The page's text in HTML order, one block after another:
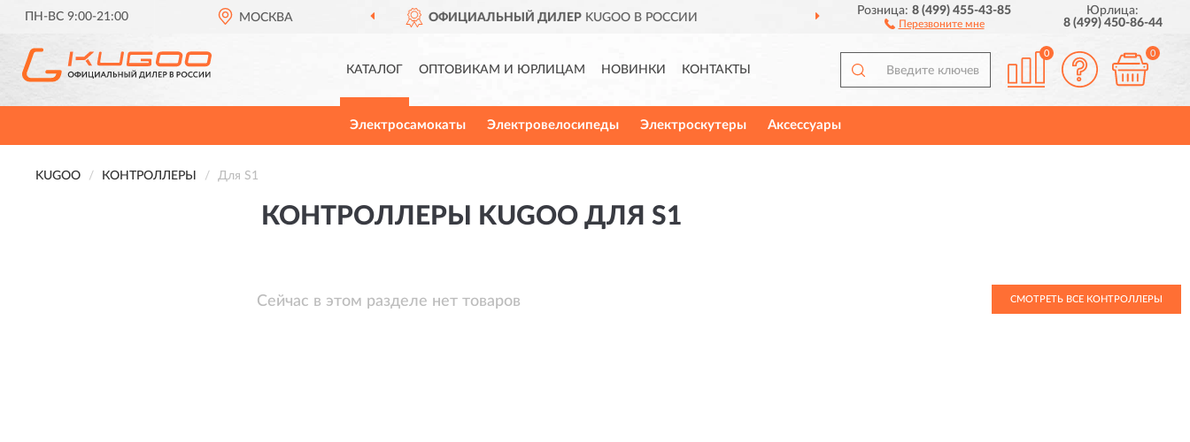
ПН-ВС 9:00-21:00 МОСКВАОФИЦИАЛЬНЫЙ ДИЛЕРKUGOO В РОССИИ ДОСТАВИМПО ВСЕЙ РОССИИ
Розница:8 (499) 455-43-85
Перезвоните мне
Юрлица:
8 (499) 450-86-44
КАТАЛОГ ОПТОВИКАМ И ЮРЛИЦАМ НОВИНКИ КОНТАКТЫ
0 0
Электросамокаты Электровелосипеды Электроскутеры Аксессуары
KUGOO КОНТРОЛЛЕРЫ Для S1
КОНТРОЛЛЕРЫ KUGOO ДЛЯ S1
Сейчас в этом разделе нет товаров СМОТРЕТЬ ВСЕ КОНТРОЛЛЕРЫ